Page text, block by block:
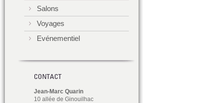
Salons
Voyages
Evénementiel
CONTACT
Jean-Marc Quarin
10 allée de Ginouilhac